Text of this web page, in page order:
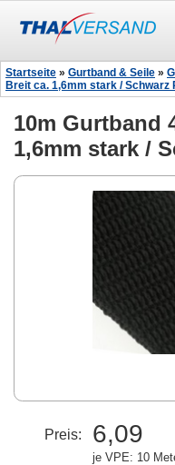
Startseite » Gurtband & Seile »
Breit ca. 1,6mm stark / Schwarz
10m Gurtband
1,6mm stark /
Preis: 6,09
je VPE: 10